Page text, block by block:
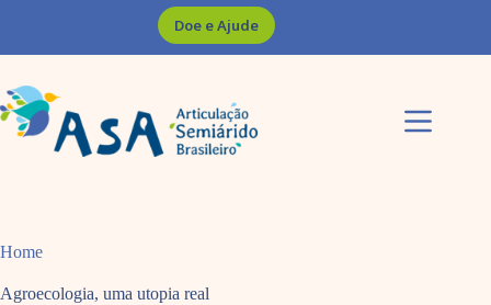
Doe e Ajude
Home
Agroecologia, uma utopia real